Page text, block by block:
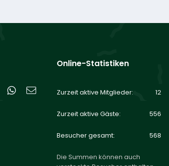
Tumblr WhatsApp
E-Mail
Online-Statistiken
Zurzeit aktive Mitglieder 12
Zurzeit aktive Gäste 556
Besucher gesamt 568
Die Summen können auch